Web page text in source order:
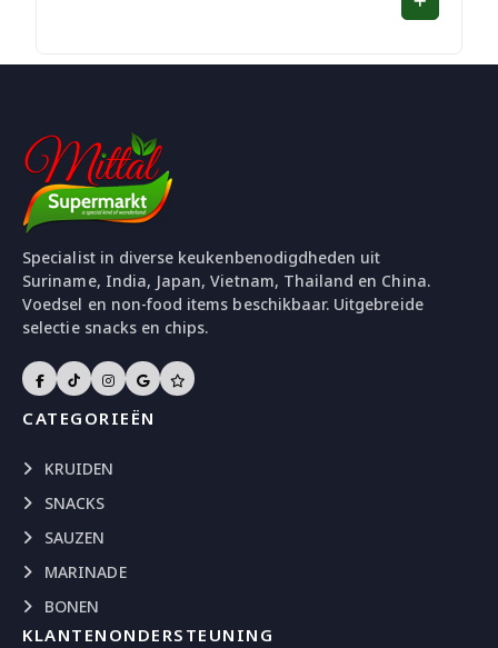
Specialist in diverse keukenbenodigdheden uit
Suriname, India, Japan, Vietnam, Thailand en China.
Voedsel en non-food items beschikbaar. Uitgebreide
selectie snacks en chips.
CATEGORIEËN
KRUIDEN
SNACKS
SAUZEN
MARINADE
BONEN
KLANTENONDERSTEUNING